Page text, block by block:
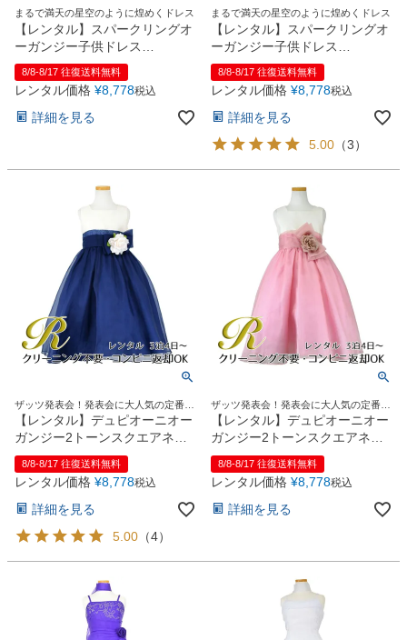
まるで満天の星空のように煌めくドレス
【レンタル】スパークリングオ
ーガンジー子供ドレス
(CC2463)ラベンダー
8/8-8/17 往復送料無料
レンタル価格 ¥8,778税込
詳細を見る
まるで満天の星空のように煌めくドレス
【レンタル】スパークリングオ
ーガンジー子供ドレス
(CC2463)ロイヤルブルー
8/8-8/17 往復送料無料
レンタル価格 ¥8,778税込
詳細を見る
5.00 （3）
ザッツ発表会！発表会に大人気の定番ド
レス
【レンタル】デュピオーニオー
ガンジー2トーンスクエアネッ
ク子供ドレス（CDC1225）ネ
イビー
8/8-8/17 往復送料無料
レンタル価格 ¥8,778税込
詳細を見る
5.00 （4）
ザッツ発表会！発表会に大人気の定番ド
レス
【レンタル】デュピオーニオー
ガンジー2トーンスクエアネッ
ク子供ドレス（CDC1225）ロ
ーズ
8/8-8/17 往復送料無料
レンタル価格 ¥8,778税込
詳細を見る